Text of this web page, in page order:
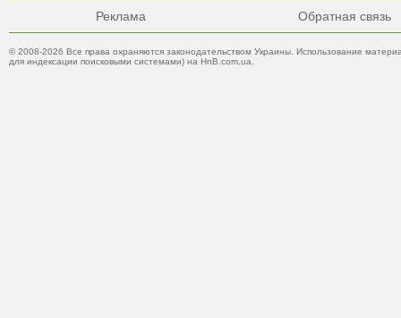
Реклама Обратная связь
© 2008-2026 Все права охраняются законодательством Украины. Использование
для индексации поисковыми системами) на HnB.com.ua.